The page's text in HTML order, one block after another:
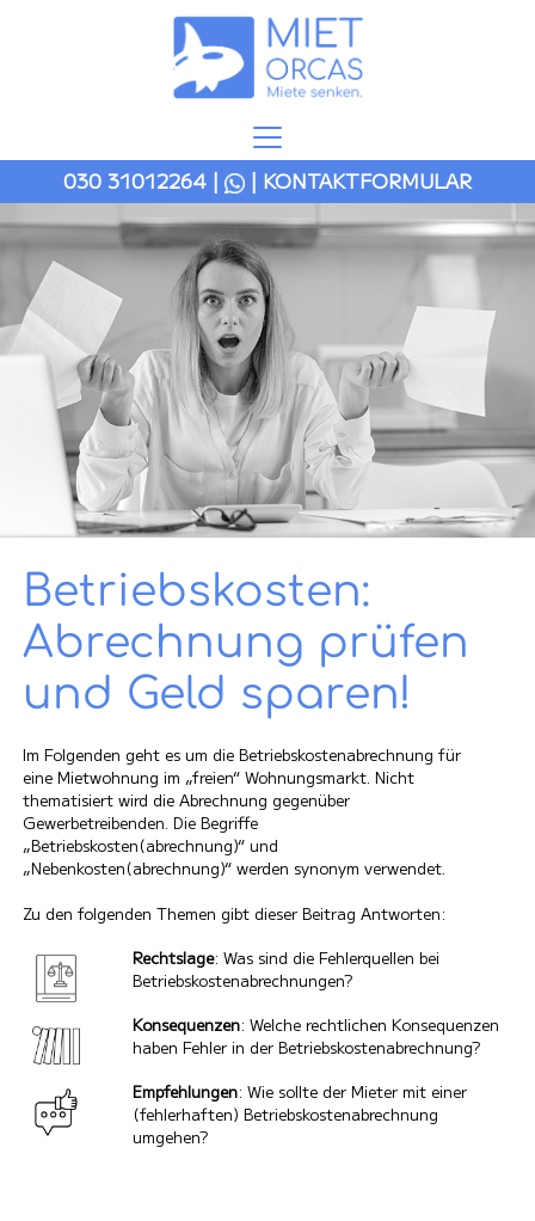
030 31012264 | | KONTAKTFORMULAR
Betriebs­kosten:
Abrechnung prüfen
und Geld sparen!
Im Folgenden geht es um die Betriebskostenabrechnung für
eine Mietwohnung im „freien“ Wohnungsmarkt. Nicht
thematisiert wird die Abrechnung gegenüber
Gewerbetreibenden. Die Begriffe
„Betriebskosten(abrechnung)“ und
„Nebenkosten(abrechnung)“ werden synonym verwendet.
Zu den folgenden Themen gibt dieser Beitrag Antworten:
Rechtslage: Was sind die Fehlerquellen bei
Betriebskostenabrechnungen?
Konsequenzen: Welche rechtlichen Konsequenzen
haben Fehler in der Betriebskostenabrechnung?
Empfehlungen: Wie sollte der Mieter mit einer
(fehlerhaften) Betriebskostenabrechnung
umgehen?